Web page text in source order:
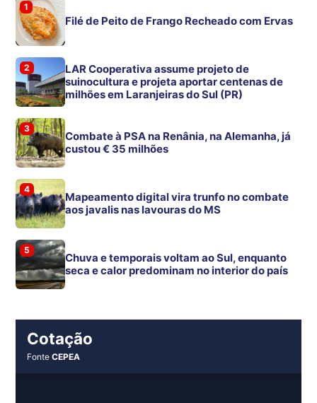
1
Filé de Peito de Frango Recheado com Ervas
2
LAR Cooperativa assume projeto de
suinocultura e projeta aportar centenas de
milhões em Laranjeiras do Sul (PR)
3
Combate à PSA na Renânia, na Alemanha, já
custou € 35 milhões
4
Mapeamento digital vira trunfo no combate
aos javalis nas lavouras do MS
5
Chuva e temporais voltam ao Sul, enquanto
seca e calor predominam no interior do país
Cotação
FonteCEPEA